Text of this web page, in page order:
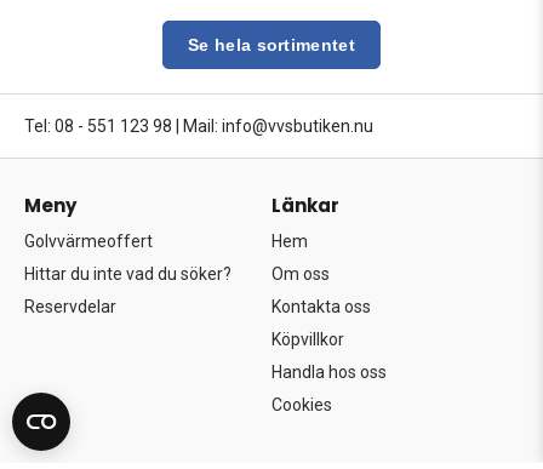
Se hela sortimentet
Tel: 08 - 551 123 98 Mail: info@vvsbutiken.nu
Meny
Golvvärmeoffert
Hittar du inte vad du söker?
Reservdelar
Länkar
Hem
Om oss
Kontakta oss
Köpvillkor
Handla hos oss
Cookies